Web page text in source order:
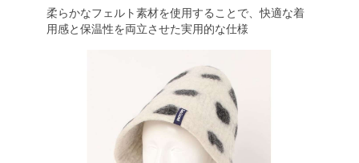
柔らかなフェルト素材を使用することで、快適な着
用感と保温性を両立させた実用的な仕様